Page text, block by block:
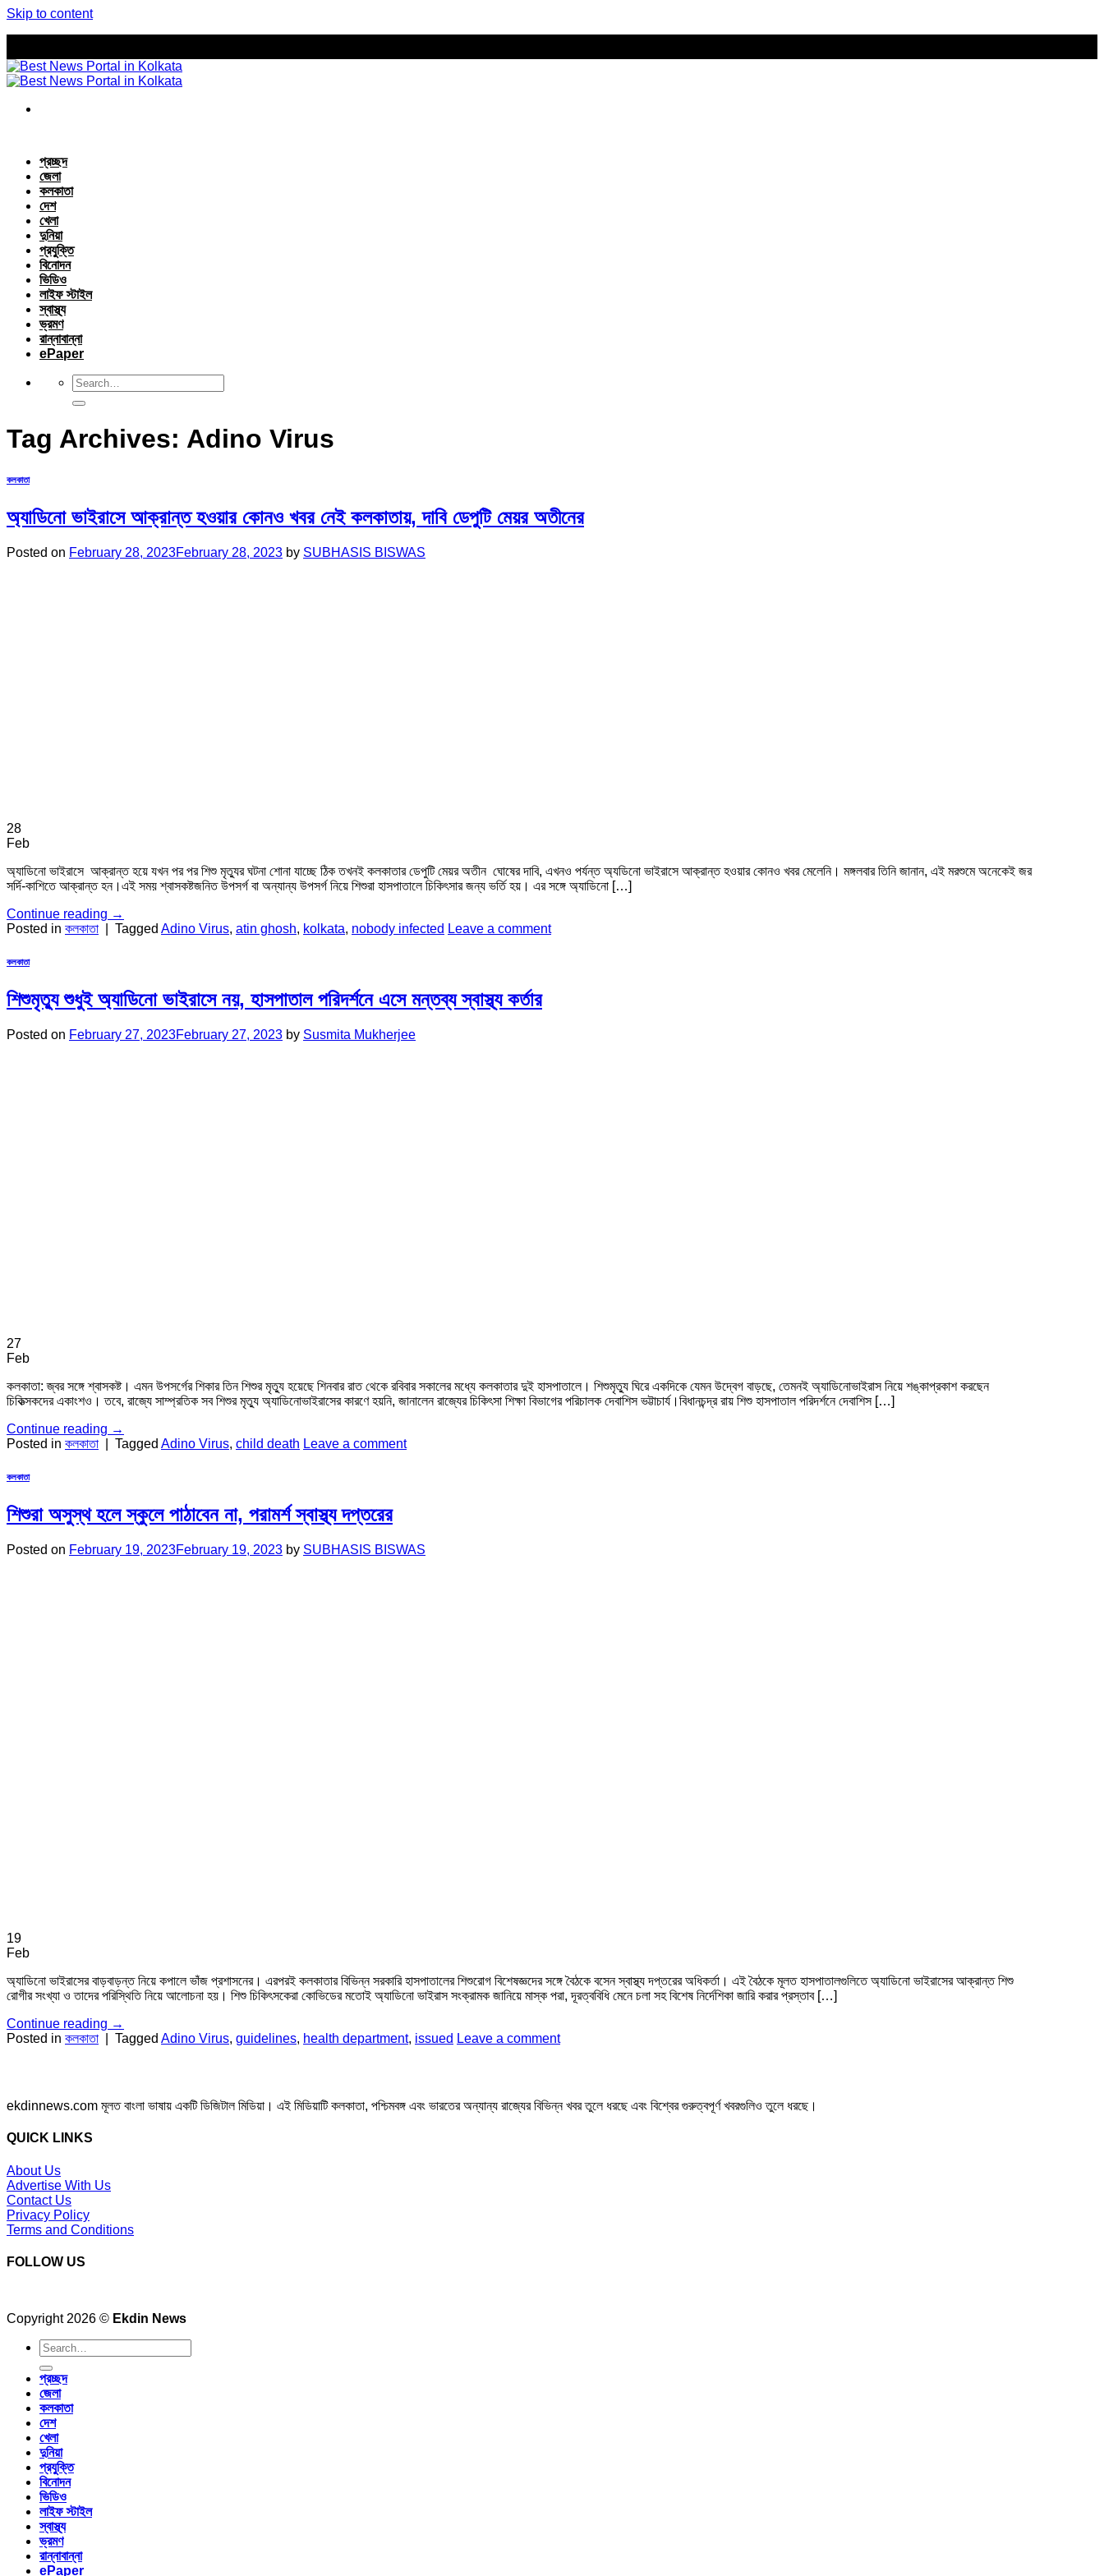
Skip to content
প্রচ্ছদ
জেলা
কলকাতা
দেশ
খেলা
দুনিয়া
প্রযুক্তি
বিনোদন
ভিডিও
লাইফ স্টাইল
স্বাস্থ্য
ভ্রমণ
রান্নাবান্না
ePaper
Tag Archives: Adino Virus
কলকাতা
অ্যাডিনো ভাইরাসে আক্রান্ত হওয়ার কোনও খবর নেই কলকাতায়, দাবি ডেপুটি মেয়র অতীনের
Posted on February 28, 2023February 28, 2023 by SUBHASIS BISWAS
28
Feb
অ্যাডিনো ভাইরাসে আক্রান্ত হয়ে যখন পর পর শিশু মৃত্যুর ঘটনা শোনা যাচ্ছে ঠিক তখনই কলকাতার ডেপুটি মেয়র অতীন ঘোষের দাবি, এখনও পর্যন্ত অ্যডিনো ভাইরাসে আক্রান্ত হওয়ার কোনও খবর মেলেনি। মঙ্গলবার তিনি জানান, এই মরশুমে অনেকেই জর
সর্দি-কাশিতে আক্রান্ত হন।এই সময় শ্বাসকষ্টজনিত উপসর্গ বা অন্যান্য উপসর্গ নিয়ে শিশুরা হাসপাতালে চিকিৎসার জন্য ভর্তি হয়। এর সঙ্গে অ্যাডিনো […]
Continue reading →
Posted in কলকাতা Tagged Adino Virus, atin ghosh, kolkata, nobody infected Leave a comment
কলকাতা
শিশুমৃত্যু শুধুই অ্যাডিনো ভাইরাসে নয়, হাসপাতাল পরিদর্শনে এসে মন্তব্য স্বাস্থ্য কর্তার
Posted on February 27, 2023February 27, 2023 by Susmita Mukherjee
27
Feb
কলকাতা: জ্বর সঙ্গে শ্বাসকষ্ট। এমন উপসর্গের শিকার তিন শিশুর মৃত্যু হয়েছে শিনবার রাত থেকে রবিবার সকালের মধ্যে কলকাতার দুই হাসপাতালে। শিশুমৃত্যু ঘিরে একদিকে যেমন উদ্বেগ বাড়ছে, তেমনই অ্যাডিনোভাইরাস নিয়ে শঙ্কাপ্রকাশ করছেন
চিকিত্সকদের একাংশও। তবে, রাজ্যে সাম্প্রতিক সব শিশুর মৃত্যু অ্যাডিনোভাইরাসের কারণে হয়নি, জানালেন রাজ্যের চিকিৎসা শিক্ষা বিভাগের পরিচালক দেবাশিস ভট্টাচার্য।বিধানচন্দ্র রায় শিশু হাসপাতাল পরিদর্শনে দেবাশিস […]
Continue reading →
Posted in কলকাতা Tagged Adino Virus, child death Leave a comment
কলকাতা
শিশুরা অসুস্থ হলে স্কুলে পাঠাবেন না, পরামর্শ স্বাস্থ্য দপ্তরের
Posted on February 19, 2023February 19, 2023 by SUBHASIS BISWAS
19
Feb
অ্যাডিনো ভাইরাসের বাড়বাড়ন্ত নিয়ে কপালে ভাঁজ প্রশাসনের। এরপরই কলকাতার বিভিন্ন সরকারি হাসপাতালের শিশুরোগ বিশেষজ্ঞদের সঙ্গে বৈঠকে বসেন স্বাস্থ্য দপ্তরের অধিকর্তা। এই বৈঠকে মূলত হাসপাতালগুলিতে অ্যাডিনো ভাইরাসের আক্রান্ত শিশু
রোগীর সংখ্যা ও তাদের পরিস্থিতি নিয়ে আলোচনা হয়। শিশু চিকিৎসকেরা কোভিডের মতোই অ্যাডিনো ভাইরাস সংক্রামক জানিয়ে মাস্ক পরা, দূরত্ববিধি মেনে চলা সহ বিশেষ নির্দেশিকা জারি করার প্রস্তাব […]
Continue reading →
Posted in কলকাতা Tagged Adino Virus, guidelines, health department, issued Leave a comment
ekdinnews.com মূলত বাংলা ভাষায় একটি ডিজিটাল মিডিয়া। এই মিডিয়াটি কলকাতা, পশ্চিমবঙ্গ এবং ভারতের অন্যান্য রাজ্যের বিভিন্ন খবর তুলে ধরছে এবং বিশ্বের গুরুত্বপূর্ণ খবরগুলিও তুলে ধরছে।
QUICK LINKS
About Us
Advertise With Us
Contact Us
Privacy Policy
Terms and Conditions
FOLLOW US
Copyright 2026 © Ekdin News
প্রচ্ছদ
জেলা
কলকাতা
দেশ
খেলা
দুনিয়া
প্রযুক্তি
বিনোদন
ভিডিও
লাইফ স্টাইল
স্বাস্থ্য
ভ্রমণ
রান্নাবান্না
ePaper